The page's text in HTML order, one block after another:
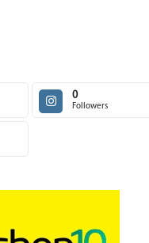
0
Followers